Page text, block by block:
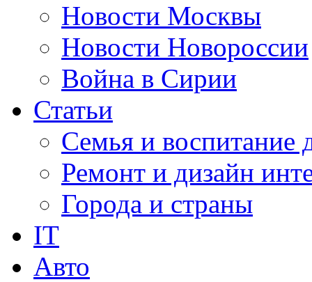
Новости Москвы
Новости Новороссии
Война в Сирии
Статьи
Семья и воспитание
Ремонт и дизайн
Города и страны
IT
Авто